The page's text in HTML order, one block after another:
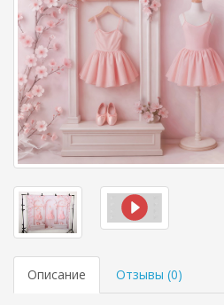
Описание Отзывы (0)